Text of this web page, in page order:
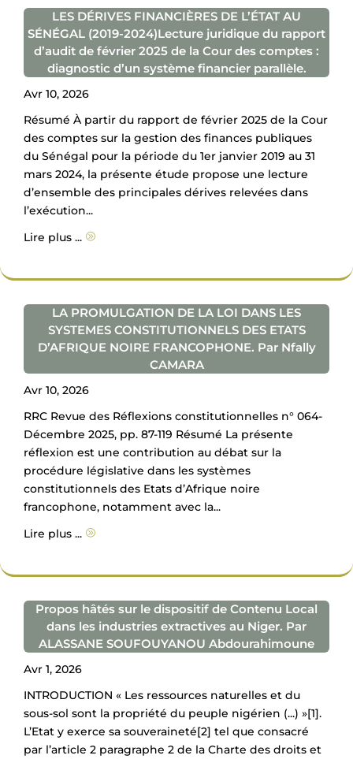
LES DÉRIVES FINANCIÈRES DE L’ÉTAT AU
SÉNÉGAL (2019-2024)Lecture juridique du rapport
d’audit de février 2025 de la Cour des comptes :
diagnostic d’un système financier parallèle.
Avr 10, 2026
Résumé À partir du rapport de février 2025 de la Cour
des comptes sur la gestion des finances publiques
du Sénégal pour la période du 1er janvier 2019 au 31
mars 2024, la présente étude propose une lecture
d’ensemble des principales dérives relevées dans
l’exécution...
Lire plus ... A
LA PROMULGATION DE LA LOI DANS LES
SYSTEMES CONSTITUTIONNELS DES ETATS
D’AFRIQUE NOIRE FRANCOPHONE. Par Nfally
CAMARA
Avr 10, 2026
RRC Revue des Réflexions constitutionnelles n° 064-
Décembre 2025, pp. 87-119 Résumé La présente
réflexion est une contribution au débat sur la
procédure législative dans les systèmes
constitutionnels des Etats d’Afrique noire
francophone, notamment avec la...
Lire plus ... A
Propos hâtés sur le dispositif de Contenu Local
dans les industries extractives au Niger. Par
ALASSANE SOUFOUYANOU Abdourahimoune
Avr 1, 2026
INTRODUCTION « Les ressources naturelles et du
sous-sol sont la propriété du peuple nigérien (...) »[1].
L’Etat y exerce sa souveraineté[2] tel que consacré
par l’article 2 paragraphe 2 de la Charte des droits et